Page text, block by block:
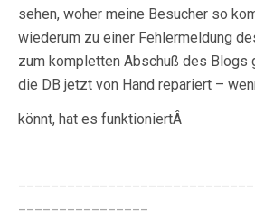
sehen, woher meine Besucher so
wiederum zu einer Fehlermeldung
zum kompletten Abschuß des Blogs
die DB jetzt von Hand repariert –
könnt, hat es funktioniertÂ